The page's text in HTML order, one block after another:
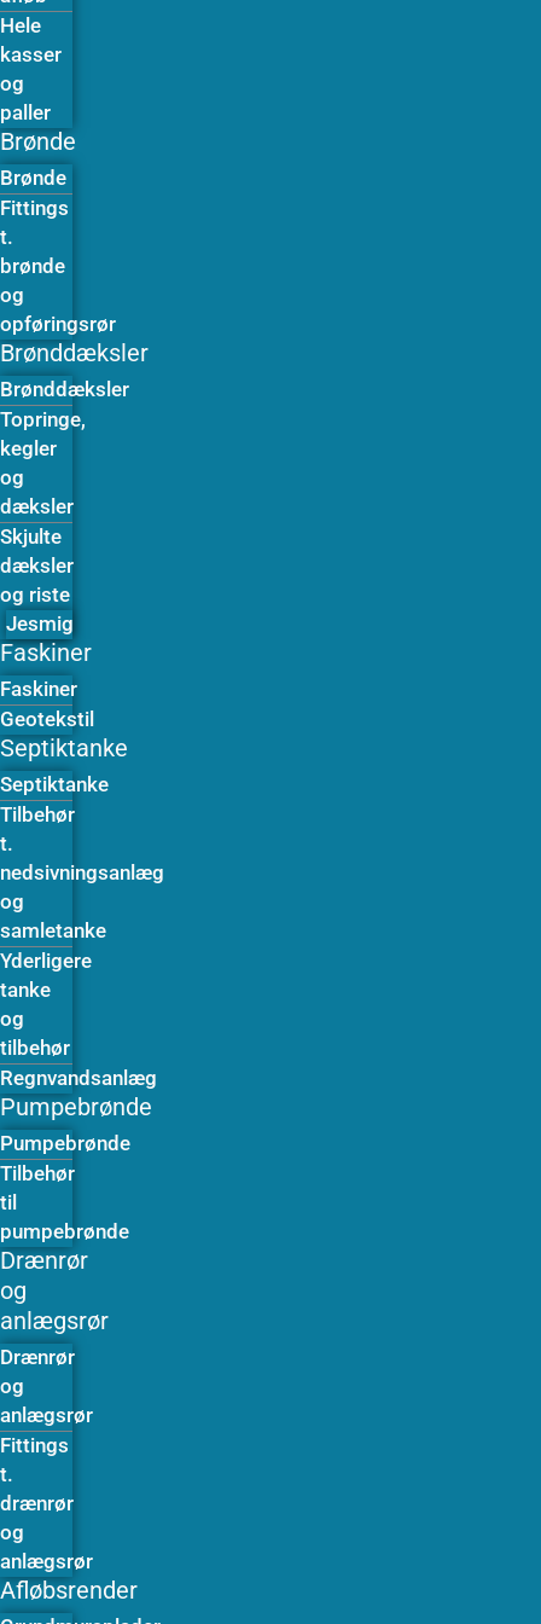
Hele
kasser
og
paller
Brønde
Brønde
Fittings
t.
brønde
og
opføringsrør
Brønddæksler
Brønddæksler
Topringe,
kegler
og
dæksler
Skjulte
dæksler
og riste
Jesmig
Faskiner
Faskiner
Geotekstil
Septiktanke
Septiktanke
Tilbehør
t.
nedsivningsanlæg
og
samletanke
Yderligere
tanke
og
tilbehør
Regnvandsanlæg
Pumpebrønde
Pumpebrønde
Tilbehør
til
pumpebrønde
Drænrør
og
anlægsrør
Drænrør
og
anlægsrør
Fittings
t.
drænrør
og
anlægsrør
Afløbsrender